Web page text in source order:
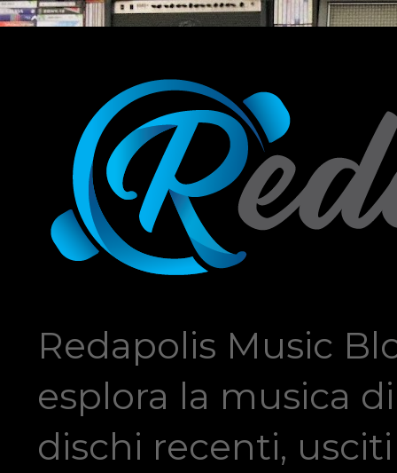
Redapolis Music
esplora la musica
dischi recenti,